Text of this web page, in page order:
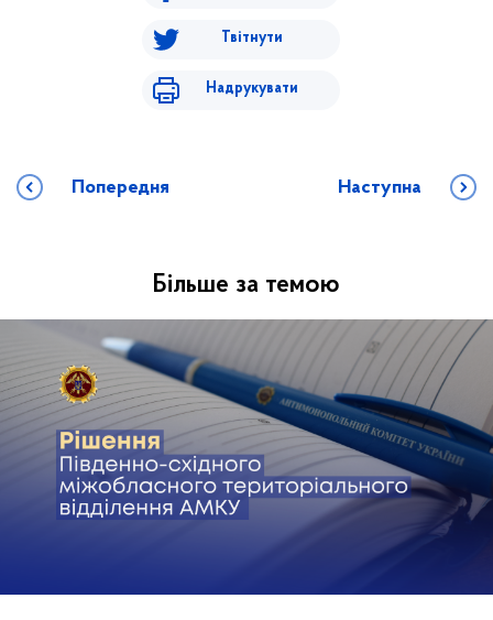
Твітнути
Надрукувати
Попередня Наступна
Більше за темою